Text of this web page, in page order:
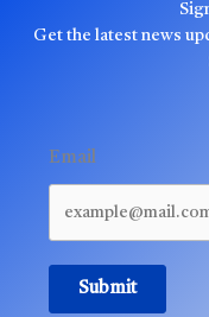
Get the latest news
Email
Submit